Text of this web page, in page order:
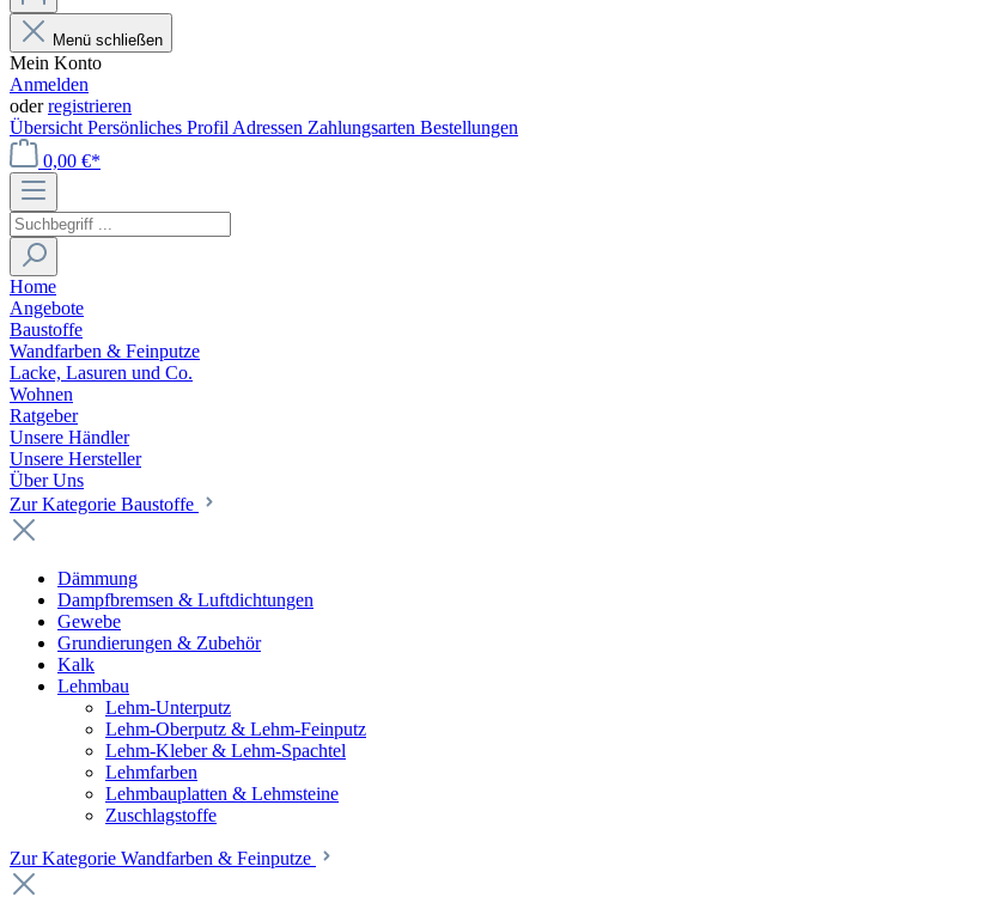
Menü schließen
Mein Konto
Anmelden
oderregistrieren
Übersicht Persönliches Profil Adressen Zahlungsarten Bestellungen
0,00 €*
Home
Angebote
Baustoffe
Wandfarben & Feinputze
Lacke, Lasuren und Co.
Wohnen
Ratgeber
Unsere Händler
Unsere Hersteller
Über Uns
Zur Kategorie Baustoffe
Dämmung
Dampfbremsen & Luftdichtungen
Gewebe
Grundierungen & Zubehör
Kalk
Lehmbau
Lehm-Unterputz
Lehm-Oberputz & Lehm-Feinputz
Lehm-Kleber & Lehm-Spachtel
Lehmfarben
Lehmbauplatten & Lehmsteine
Zuschlagstoffe
Zur Kategorie Wandfarben & Feinputze